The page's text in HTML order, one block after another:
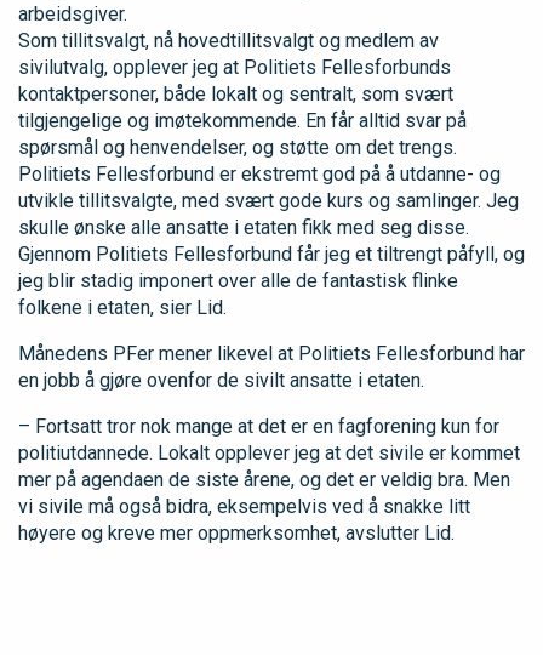
arbeidsgiver.
Som tillitsvalgt, nå hovedtillitsvalgt og medlem av
sivilutvalg, opplever jeg at Politiets Fellesforbunds
kontaktpersoner, både lokalt og sentralt, som svært
tilgjengelige og imøtekommende. En får alltid svar på
spørsmål og henvendelser, og støtte om det trengs.
Politiets Fellesforbund er ekstremt god på å utdanne- og
utvikle tillitsvalgte, med svært gode kurs og samlinger. Jeg
skulle ønske alle ansatte i etaten fikk med seg disse.
Gjennom Politiets Fellesforbund får jeg et tiltrengt påfyll, og
jeg blir stadig imponert over alle de fantastisk flinke
folkene i etaten, sier Lid.
Månedens PFer mener likevel at Politiets Fellesforbund har
en jobb å gjøre ovenfor de sivilt ansatte i etaten.
– Fortsatt tror nok mange at det er en fagforening kun for
politiutdannede. Lokalt opplever jeg at det sivile er kommet
mer på agendaen de siste årene, og det er veldig bra. Men
vi sivile må også bidra, eksempelvis ved å snakke litt
høyere og kreve mer oppmerksomhet, avslutter Lid.